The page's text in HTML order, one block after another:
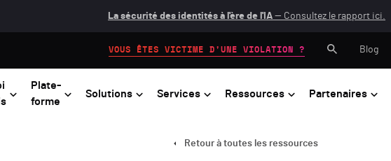
La sécurité des identités à l'ère de l'IA — Consultez le rapport ici.
Plate-
forme
Solutions Services Ressources Partenaires
VOUS ÊTES VICTIME D'UNE VIOLATION ? Blog
Retour à toutes les ressources